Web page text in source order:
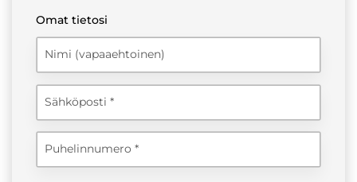
Omat tietosi
Nimi (vapaaehtoinen)
Sähköposti
Puhelinnumero